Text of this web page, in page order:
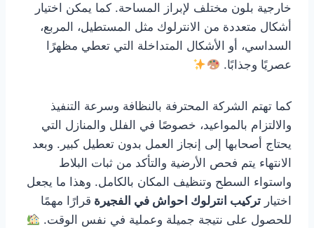
خارجية بلون مختلف لإبراز المساحة. كما يمكن اختيار
أشكال متعددة من الانترلوك مثل المستطيل، المربع،
السداسي، أو الأشكال المتداخلة التي تعطي مظهرًا
عصريًا وجذابًا.
كما تهتم الشركة المحترفة بالنظافة وسرعة التنفيذ
والالتزام بالمواعيد، خصوصًا في الفلل والمنازل التي
يحتاج أصحابها إلى إنجاز العمل بدون تعطيل كبير. وبعد
الانتهاء يتم فحص الأرضية والتأكد من ثبات البلاط
واستواء السطح وتنظيف المكان بالكامل. وهذا ما يجعل
اختيار تركيب انترلوك احواش في الفجيرة قرارًا مهمًا
للحصول على نتيجة جميلة وعملية في نفس الوقت.